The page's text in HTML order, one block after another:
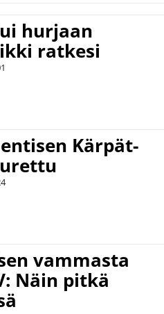
hurjaan
ratkesi
Kärpät-
vammasta
Näin pitkä